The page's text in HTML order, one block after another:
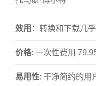
效用 ：转换和下载几
价格: 一次性费用
易用性: 干净简约的用